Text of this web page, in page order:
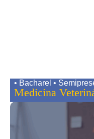
• Bacharel •
Medicina